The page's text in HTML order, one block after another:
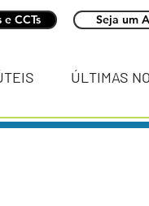
CCTs Seja um
ÚLTIMAS